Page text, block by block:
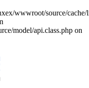
wwwroot/source/cache/
model/api.class.php on